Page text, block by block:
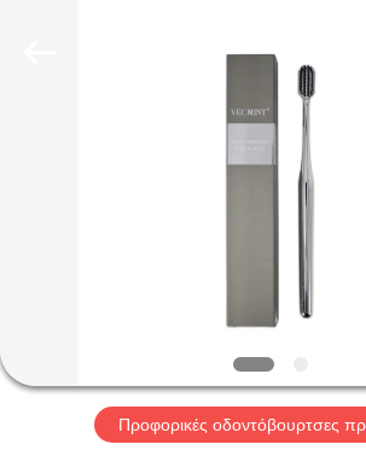
ΠΕΡΊΠΟΥ
ΕΜΕΊΣ
Προφορικές οδοντόβουρτσες